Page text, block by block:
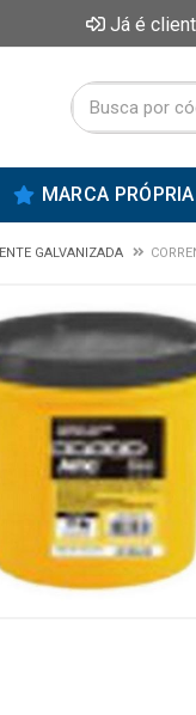
Já é
MARCA PRÓPRIA
GALVANIZADA